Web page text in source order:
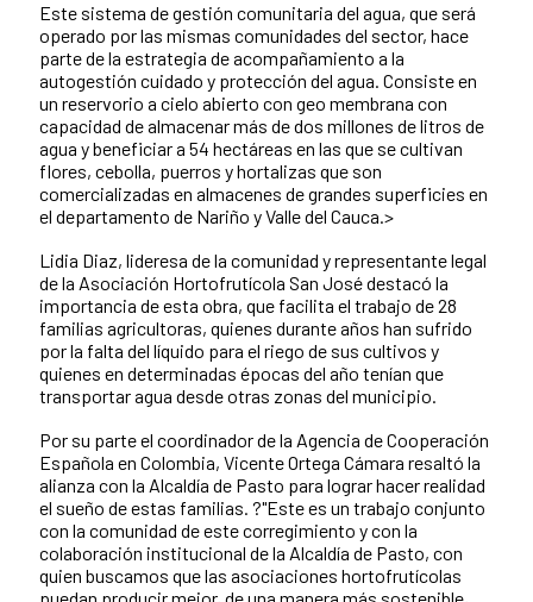
News content
Este sistema de gestión comunitaria del agua, que será
operado por las mismas comunidades del sector, hace
parte de la estrategia de acompañamiento a la
autogestión cuidado y protección del agua. Consiste en
un reservorio a cielo abierto con geo membrana con
capacidad de almacenar más de dos millones de litros de
agua y beneficiar a 54 hectáreas en las que se cultivan
flores, cebolla, puerros y hortalizas que son
comercializadas en almacenes de grandes superficies en
el departamento de Nariño y Valle del Cauca.>
Lidia Diaz, lideresa de la comunidad y representante legal
de la Asociación Hortofrutícola San José destacó la
importancia de esta obra, que facilita el trabajo de 28
familias agricultoras, quienes durante años han sufrido
por la falta del líquido para el riego de sus cultivos y
quienes en determinadas épocas del año tenían que
transportar agua desde otras zonas del municipio.
Por su parte el coordinador de la Agencia de Cooperación
Española en Colombia, Vicente Ortega Cámara resaltó la
alianza con la Alcaldía de Pasto para lograr hacer realidad
el sueño de estas familias. ?"Este es un trabajo conjunto
con la comunidad de este corregimiento y con la
colaboración institucional de la Alcaldía de Pasto, con
quien buscamos que las asociaciones hortofrutícolas